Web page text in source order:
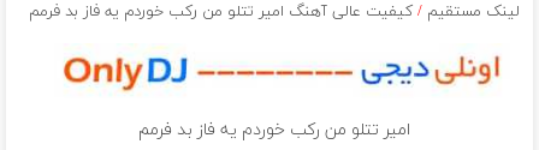
لینک مستقیم /کیفیت عالی آهنگ امیر تتلو من ركب خوردم يه فاز بد فرمم
امیر تتلو من ركب خوردم يه فاز بد فرمم